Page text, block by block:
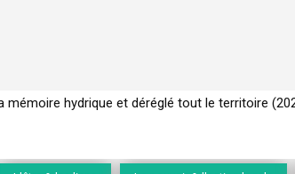
hydrique et déréglé tout le territoire
vivantes non humaines avec les